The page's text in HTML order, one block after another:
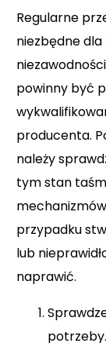
Regularne
niezbędne
powinny być
producenta.
należy
tym stan
przypadku
lub
naprawić.
potrzeby.